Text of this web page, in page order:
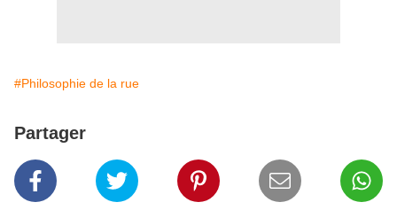
#Philosophie de la rue
Partager